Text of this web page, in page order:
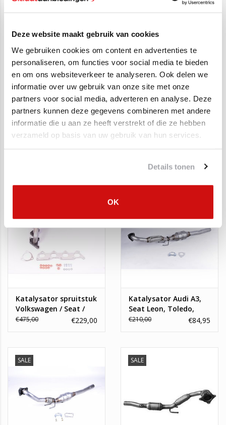
Deze website maakt gebruik van cookies
We gebruiken cookies om content en advertenties te
personaliseren, om functies voor social media te bieden
en om ons websiteverkeer te analyseren. Ook delen we
informatie over uw gebruik van onze site met onze
partners voor social media, adverteren en analyse. Deze
partners kunnen deze gegevens combineren met andere
informatie die u aan ze heeft verstrekt of die ze hebben
verzameld op basis van uw gebruik van hun services.
Details tonen
OK
1.4, 1.6
SALE
Katalysator Audi A2,
SALE
Katalysator Audi A3,
Katalysator spruitstuk
Volkswagen / Seat /
Skoda 1.4 16_V
€475,00 €229,00
Katalysator Audi A3,
Seat Leon, Toledo,
Skoda Octavia,
€210,00 €84,95
SALE SALE